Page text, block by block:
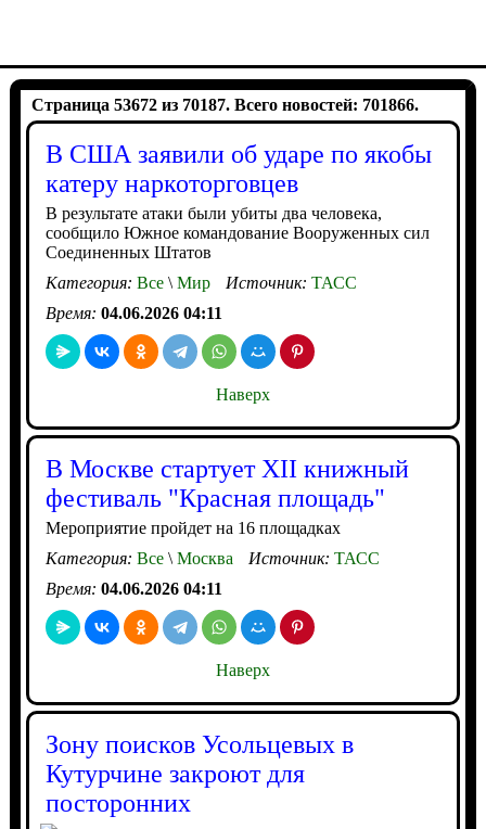
Страница 53672 из 70187. Всего новостей: 701866.
В США заявили об ударе по якобы
катеру наркоторговцев
В результате атаки были убиты два человека,
сообщило Южное командование Вооруженных сил
Соединенных Штатов
Категория: Все\Мир Источник: ТАСС
Время: 04.06.2026 04:11
Наверх
В Москве стартует XII книжный
фестиваль "Красная площадь"
Мероприятие пройдет на 16 площадках
Категория: Все\Москва Источник: ТАСС
Время: 04.06.2026 04:11
Наверх
Зону поисков Усольцевых в
Кутурчине закроют для
посторонних